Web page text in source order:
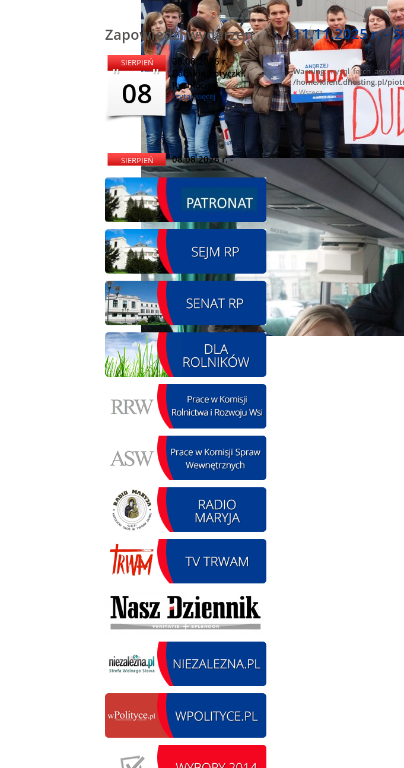
Zapowiedzi wydarzeń
SIERPIEŃ
08
08.08.2026 r. -
Babskie Potyczki.
Rychłocice
czytaj więcej
SIERPIEŃ
08
08.08.2026 r. -
Dożynki i
SIERPIEŃ
08
08.08.2026 r. - Piknik
integracyjny. Krępa
60 u Sołtysa
SIERPIEŃ
09
09.08.2026 r. -
Jubileusz OSP. Żerniki
czytaj więcej
SIERPIEŃ
11
11.08.2026 r. -
Popisanie unowy z
firmą Boenig. Łódź
czytaj więcej
SIERPIEŃ
12
Oddanie drogi.
czytaj więcej
13
Pojazdów
zabytkowych. Wieluń
Ożarów
czytaj więcej
14.08.2026 r. - Dzień
11.11.2025 r. -
Warning: mysql_fetch_assoc()
/home/klient.dhosting.pl/
«Wstecz